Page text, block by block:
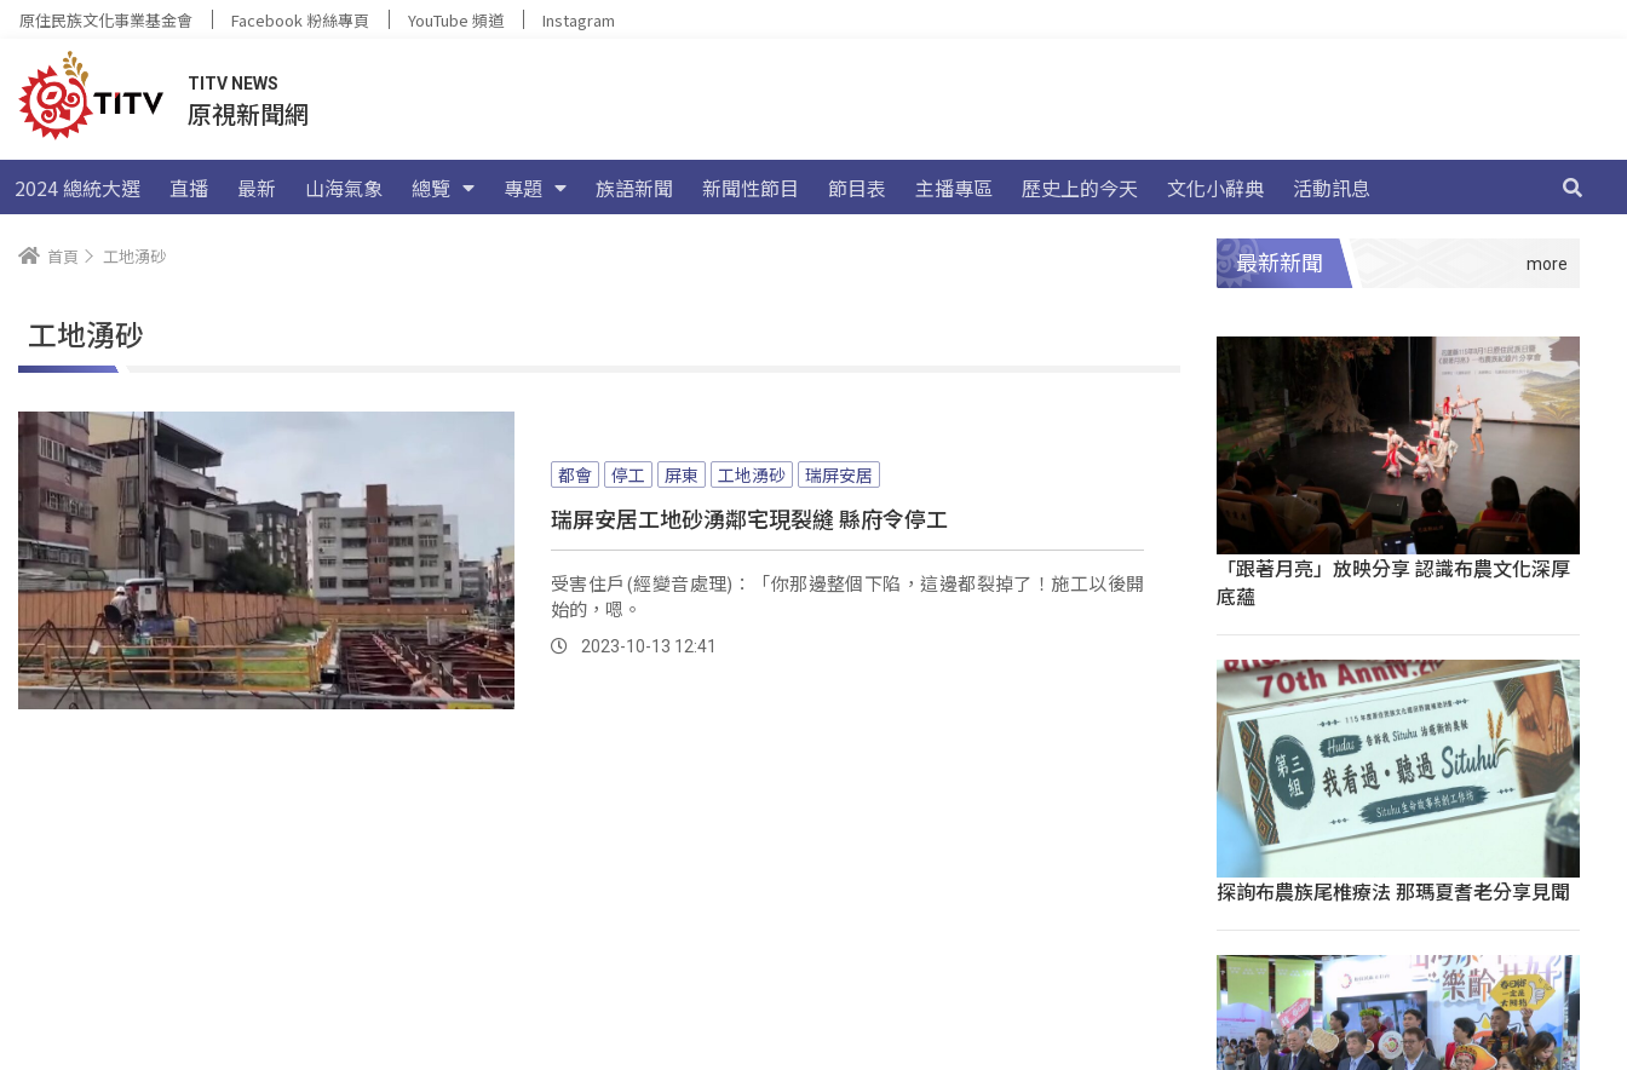
原住民族文化事業基金會 Facebook 粉絲專頁 YouTube 頻道 Instagram
TITV NEWS
原視新聞網
2024 總統大選 直播 最新 山海氣象 總覽 專題 族語新聞 新聞性節目 節目表 主播專區 歷史上的今天 文化小辭典 活動訊息
首頁 工地湧砂
工地湧砂
都會 停工 屏東 工地湧砂 瑞屏安居
瑞屏安居工地砂湧鄰宅現裂縫 縣府令停工
受害住戶(經變音處理)：「你那邊整個下陷，這邊都裂掉了！施工以後開
始的，嗯。
2023-10-13 12:41
最新新聞
「跟著月亮」放映分享 認識布農文化深厚
底蘊
探詢布農族尾椎療法 那瑪夏耆老分享見聞